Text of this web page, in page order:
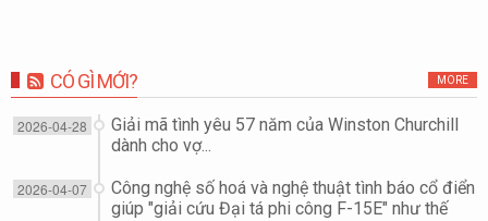
CÓ GÌ MỚI? MORE
Giải mã tình yêu 57 năm của Winston Churchill
dành cho vợ...
2026-04-28
Công nghệ số hoá và nghệ thuật tình báo cổ điển
giúp "giải cứu Đại tá phi công F-15E" như thế
2026-04-07